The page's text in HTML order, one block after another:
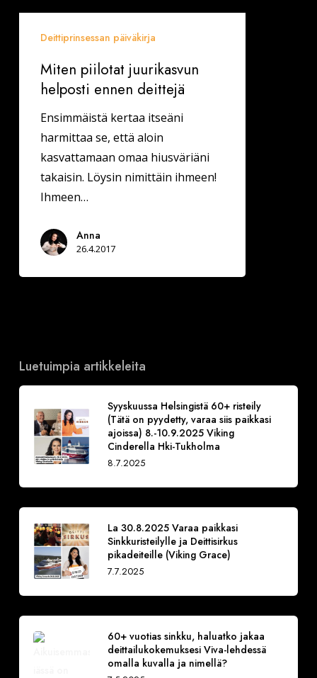
Deittiprinsessan päiväkirja
Miten piilotat juurikasvun
helposti ennen deittejä
Ensimmäistä kertaa itseäni
harmittaa se, että aloin
kasvattamaan omaa hiusväriäni
takaisin. Löysin nimittäin ihmeen!
Ihmeen…
Anna
26.4.2017
Luetuimpia artikkeleita
Syyskuussa Helsingistä 60+ risteily
(Tätä on pyydetty, varaa siis paikkasi
ajoissa) 8.-10.9.2025 Viking
Cinderella Hki-Tukholma
8.7.2025
La 30.8.2025 Varaa paikkasi
Sinkkuristeilylle ja Deittisirkus
pikadeiteille (Viking Grace)
7.7.2025
60+ vuotias sinkku, haluatko jakaa
deittailukokemuksesi Viva-lehdessä
omalla kuvalla ja nimellä?